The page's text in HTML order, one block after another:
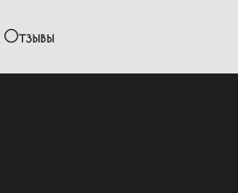
Отзывы